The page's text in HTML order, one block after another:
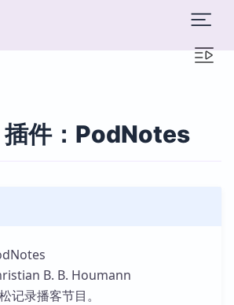
件：PodNotes
B. B. Houmann
记录播客节目。